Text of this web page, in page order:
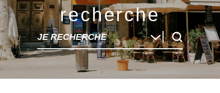
recherche
JE RECHERCHE